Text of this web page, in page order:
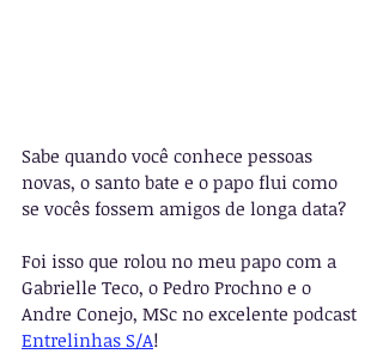
Sabe quando você conhece pessoas
novas, o santo bate e o papo flui como
se vocês fossem amigos de longa data?
Foi isso que rolou no meu papo com a
Gabrielle Teco, o Pedro Prochno e o
Andre Conejo, MSc no excelente podcast
Entrelinhas S/A!